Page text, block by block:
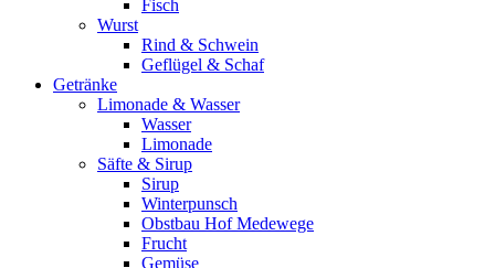
Fisch
Wurst
Rind & Schwein
Geflügel & Schaf
Getränke
Limonade & Wasser
Wasser
Limonade
Säfte & Sirup
Sirup
Winterpunsch
Obstbau Hof Medewege
Frucht
Gemüse